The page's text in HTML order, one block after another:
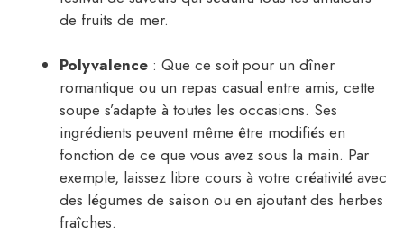
de fruits de mer.
Polyvalence : Que ce soit pour un dîner
romantique ou un repas casual entre amis, cette
soupe s’adapte à toutes les occasions. Ses
ingrédients peuvent même être modifiés en
fonction de ce que vous avez sous la main. Par
exemple, laissez libre cours à votre créativité avec
des légumes de saison ou en ajoutant des herbes
fraîches.